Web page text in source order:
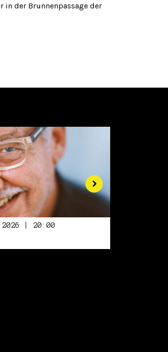
der Brunnenpassage der
| 20:00